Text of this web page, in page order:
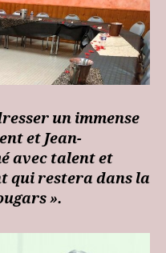
un immense
et Jean-
avec talent et
qui restera dans la
».